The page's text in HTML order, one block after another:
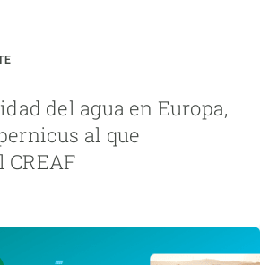
del agua en Europa,
al que